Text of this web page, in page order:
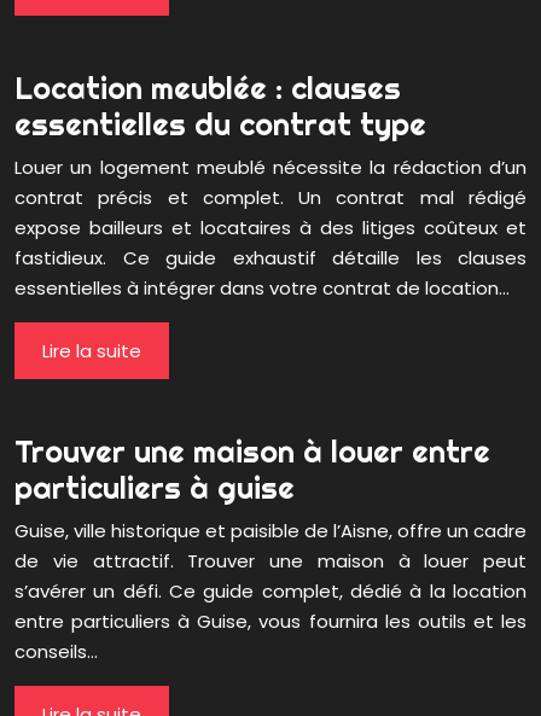
Location meublée : clauses
essentielles du contrat type
Louer un logement meublé nécessite la rédaction d’un
contrat précis et complet. Un contrat mal rédigé
expose bailleurs et locataires à des litiges coûteux et
fastidieux. Ce guide exhaustif détaille les clauses
essentielles à intégrer dans votre contrat de location…
Lire la suite
Trouver une maison à louer entre
particuliers à guise
Guise, ville historique et paisible de l’Aisne, offre un cadre
de vie attractif. Trouver une maison à louer peut
s’avérer un défi. Ce guide complet, dédié à la location
entre particuliers à Guise, vous fournira les outils et les
conseils…